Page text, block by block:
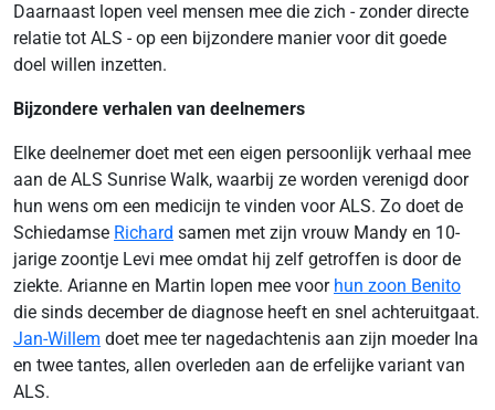
Daarnaast lopen veel mensen mee die zich - zonder directe
relatie tot ALS - op een bijzondere manier voor dit goede
doel willen inzetten.
Bijzondere verhalen van deelnemers
Elke deelnemer doet met een eigen persoonlijk verhaal mee
aan de ALS Sunrise Walk, waarbij ze worden verenigd door
hun wens om een medicijn te vinden voor ALS. Zo doet de
Schiedamse Richard samen met zijn vrouw Mandy en 10-
jarige zoontje Levi mee omdat hij zelf getroffen is door de
ziekte. Arianne en Martin lopen mee voor hun zoon Benito
die sinds december de diagnose heeft en snel achteruitgaat.
Jan-Willem doet mee ter nagedachtenis aan zijn moeder Ina
en twee tantes, allen overleden aan de erfelijke variant van
ALS.